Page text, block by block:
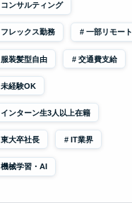
コンサルティング
フレックス勤務 一部リモート
服装髪型自由 交通費支給
未経験OK
インターン生3人以上在籍
東大卒社長 IT業界
機械学習・AI